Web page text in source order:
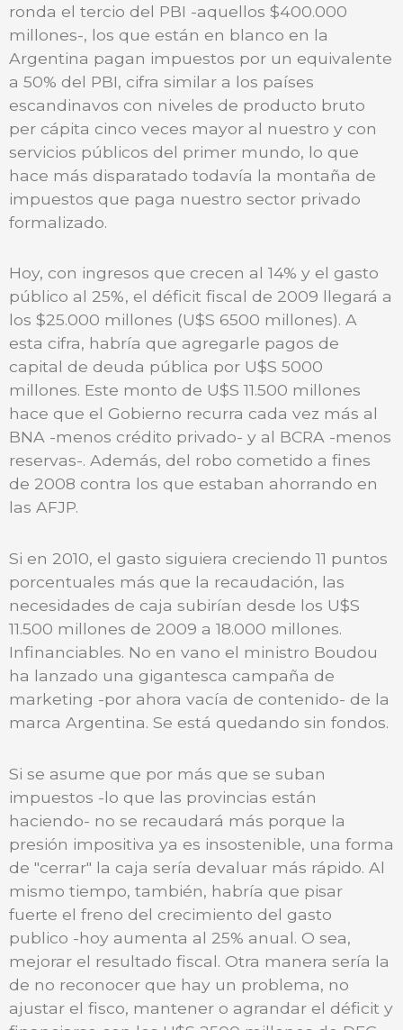
ronda el tercio del PBI -aquellos $400.000
millones-, los que están en blanco en la
Argentina pagan impuestos por un equivalente
a 50% del PBI, cifra similar a los países
escandinavos con niveles de producto bruto
per cápita cinco veces mayor al nuestro y con
servicios públicos del primer mundo, lo que
hace más disparatado todavía la montaña de
impuestos que paga nuestro sector privado
formalizado.
Hoy, con ingresos que crecen al 14% y el gasto
público al 25%, el déficit fiscal de 2009 llegará a
los $25.000 millones (U$S 6500 millones). A
esta cifra, habría que agregarle pagos de
capital de deuda pública por U$S 5000
millones. Este monto de U$S 11.500 millones
hace que el Gobierno recurra cada vez más al
BNA -menos crédito privado- y al BCRA -menos
reservas-. Además, del robo cometido a fines
de 2008 contra los que estaban ahorrando en
las AFJP.
Si en 2010, el gasto siguiera creciendo 11 puntos
porcentuales más que la recaudación, las
necesidades de caja subirían desde los U$S
11.500 millones de 2009 a 18.000 millones.
Infinanciables. No en vano el ministro Boudou
ha lanzado una gigantesca campaña de
marketing -por ahora vacía de contenido- de la
marca Argentina. Se está quedando sin fondos.
Si se asume que por más que se suban
impuestos -lo que las provincias están
haciendo- no se recaudará más porque la
presión impositiva ya es insostenible, una forma
de "cerrar" la caja sería devaluar más rápido. Al
mismo tiempo, también, habría que pisar
fuerte el freno del crecimiento del gasto
publico -hoy aumenta al 25% anual. O sea,
mejorar el resultado fiscal. Otra manera sería la
de no reconocer que hay un problema, no
ajustar el fisco, mantener o agrandar el déficit y